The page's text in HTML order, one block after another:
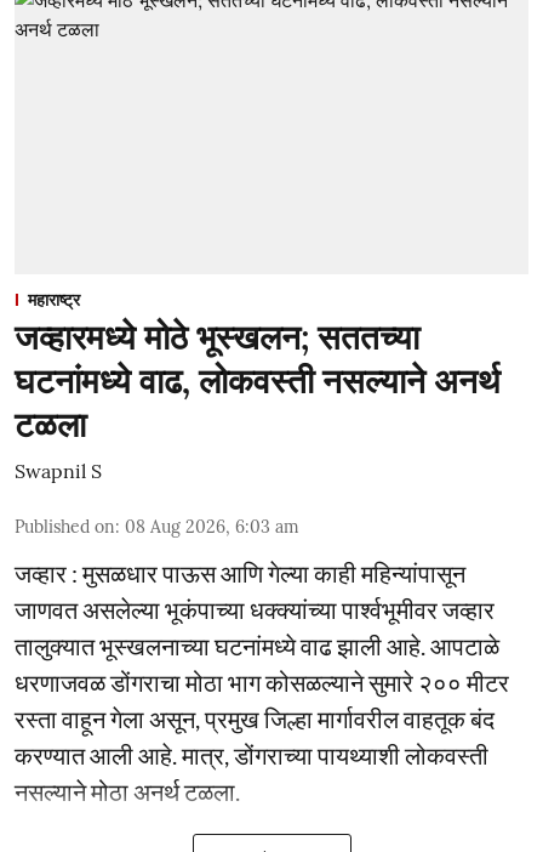
महाराष्ट्र
जव्हारमध्ये मोठे भूस्खलन; सततच्या
घटनांमध्ये वाढ, लोकवस्ती नसल्याने अनर्थ
टळला
Swapnil S
Published on: 08 Aug 2026, 6:03 am
जव्हार : मुसळधार पाऊस आणि गेल्या काही महिन्यांपासून
जाणवत असलेल्या भूकंपाच्या धक्क्यांच्या पार्श्वभूमीवर जव्हार
तालुक्यात भूस्खलनाच्या घटनांमध्ये वाढ झाली आहे. आपटाळे
धरणाजवळ डोंगराचा मोठा भाग कोसळल्याने सुमारे २०० मीटर
रस्ता वाहून गेला असून, प्रमुख जिल्हा मार्गावरील वाहतूक बंद
करण्यात आली आहे. मात्र, डोंगराच्या पायथ्याशी लोकवस्ती
नसल्याने मोठा अनर्थ टळला.